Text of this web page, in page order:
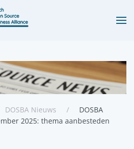
DOSBA Nieuws
DOSBA
2025: thema aanbesteden